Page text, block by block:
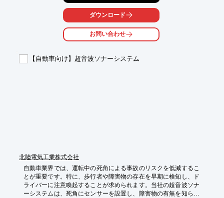
あります。当社では、DXFデータに基づき、さまざまな非球面シ
リンダー加工に対応し、お客様のニーズに合わせた最適なヘッド
ライトレンズを提供します。
【活用シーン】
・フォグランプ
・テールランプ
ダウンロード
お問い合わせ
【自動車向け】超音波ソナーシステム
北陸電気工業株式会社
自動車業界では、運転中の死角による事故のリスクを低減するこ
とが重要です。特に、歩行者や障害物の存在を早期に検知し、ド
ライバーに注意喚起することが求められます。当社の超音波ソナ
ーシステムは、死角にセンサーを設置し、障害物の有無を知らせ